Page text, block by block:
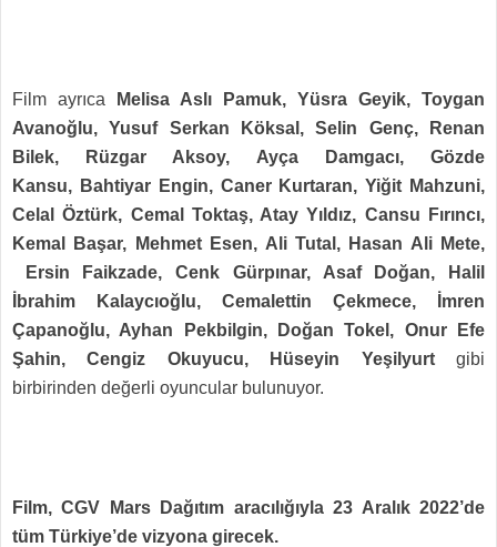
Film ayrıca
Melisa Aslı Pamuk, Yüsra Geyik, Toygan
Avanoğlu, Yusuf Serkan Köksal, Selin Genç, Renan
Bilek, Rüzgar Aksoy, Ayça Damgacı, Gözde
Kansu, Bahtiyar Engin, Caner Kurtaran, Yiğit Mahzuni,
Celal Öztürk, Cemal Toktaş, Atay Yıldız, Cansu Fırıncı,
Kemal Başar, Mehmet Esen, Ali Tutal, Hasan Ali Mete,
Ersin Faikzade, Cenk Gürpınar, Asaf Doğan, Halil
İbrahim Kalaycıoğlu, Cemalettin Çekmece, İmren
Çapanoğlu, Ayhan Pekbilgin, Doğan Tokel, Onur Efe
Şahin, Cengiz Okuyucu, Hüseyin Yeşilyurt gibi
birbirinden değerli oyuncular bulunuyor.
Film, CGV Mars Dağıtım aracılığıyla 23 Aralık 2022’de
tüm Türkiye’de vizyona girecek.